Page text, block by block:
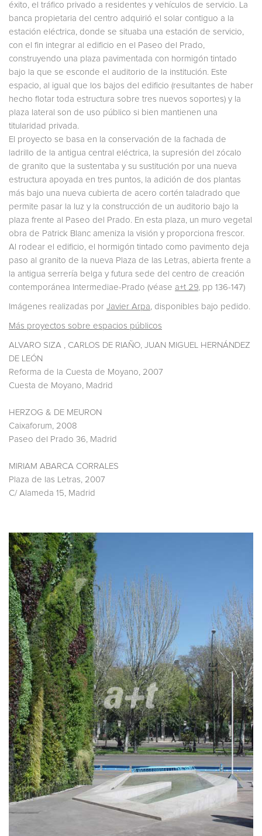
éxito, el tráfico privado a residentes y vehículos de servicio. La
banca propietaria del centro adquirió el solar contiguo a la
estación eléctrica, donde se situaba una estación de servicio,
con el fin integrar al edificio en el Paseo del Prado,
construyendo una plaza pavimentada con hormigón tintado
bajo la que se esconde el auditorio de la institución. Este
espacio, al igual que los bajos del edificio (resultantes de haber
hecho flotar toda estructura sobre tres nuevos soportes) y la
plaza lateral son de uso público si bien mantienen una
titularidad privada.
El proyecto se basa en la conservación de la fachada de
ladrillo de la antigua central eléctrica, la supresión del zócalo
de granito que la sustentaba y su sustitución por una nueva
estructura apoyada en tres puntos, la adición de dos plantas
más bajo una nueva cubierta de acero cortén taladrado que
permite pasar la luz y la construcción de un auditorio bajo la
plaza frente al Paseo del Prado. En esta plaza, un muro vegetal
obra de Patrick Blanc ameniza la visión y proporciona frescor.
Al rodear el edificio, el hormigón tintado como pavimento deja
paso al granito de la nueva Plaza de las Letras, abierta frente a
la antigua serrería belga y futura sede del centro de creación
contemporánea Intermediae-Prado (véase a+t 29, pp 136-147)
Imágenes realizadas por Javier Arpa, disponibles bajo pedido.
Más proyectos sobre espacios públicos
ALVARO SIZA , CARLOS DE RIAÑO, JUAN MIGUEL HERNÁNDEZ
DE LEÓN
Reforma de la Cuesta de Moyano, 2007
Cuesta de Moyano, Madrid
HERZOG & DE MEURON
Caixaforum, 2008
Paseo del Prado 36, Madrid
MIRIAM ABARCA CORRALES
Plaza de las Letras, 2007
C/ Alameda 15, Madrid